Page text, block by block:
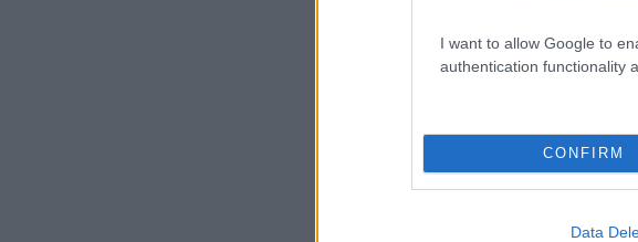
I want to allow Google to
authentication functionality
CONFIRM
Data